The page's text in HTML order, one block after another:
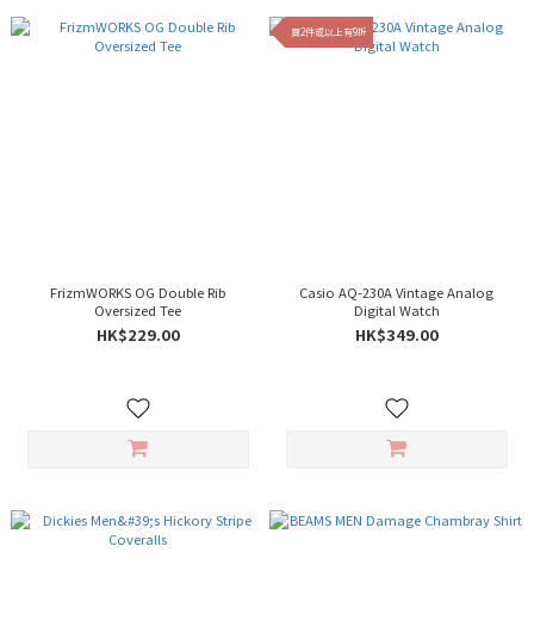
FrizmWORKS OG Double Rib
Oversized Tee
HK$229.00
買2件或以上有9折
Casio AQ-230A Vintage Analog
Digital Watch
HK$349.00